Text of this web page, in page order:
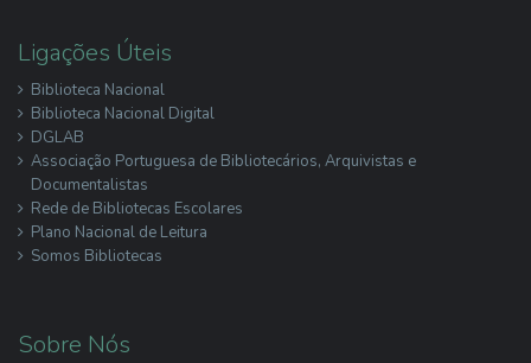
Ligações Úteis
Biblioteca Nacional
Biblioteca Nacional Digital
DGLAB
Associação Portuguesa de Bibliotecários, Arquivistas e
Documentalistas
Rede de Bibliotecas Escolares
Plano Nacional de Leitura
Somos Bibliotecas
Sobre Nós